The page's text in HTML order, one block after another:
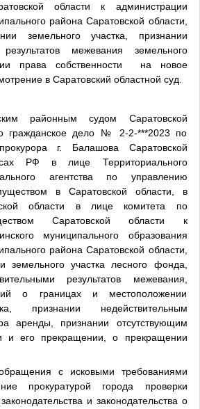
области к администрации
района Саратовской области,
земельного участка, признании
результатов межевания земельного
права собственности
на новое
в Саратовский областной суд.
районным судом Саратовской
гражданское дело № 2-2-***2023 по
г. Балашова Саратовской
РФ в лице Территориального
агентства по управлению
в Саратовской области, в
области в лице комитета по
Саратовской области к
муниципального образования
района Саратовской области,
земельного участка лесного фонда,
результатов межевания,
о границах и местоположении
признании недействительным
аренды, признании отсутствующим
и его прекращении, о прекращении
с исковыми требованиями
прокуратурой города проверки
и законодательства о